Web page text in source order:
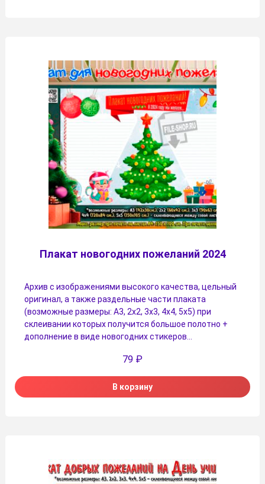
Плакат новогодних пожеланий 2024
Архив с изображениями высокого качества, цельный
оригинал, а также раздельные части плаката
(возможные размеры: А3, 2х2, 3х3, 4х4, 5х5) при
склеивании которых получится большое полотно +
дополнение в виде новогодних стикеров…
79 ₽
В корзину